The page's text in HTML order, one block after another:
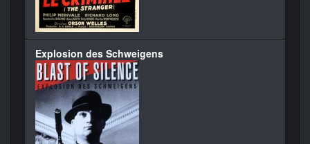
Explosion des Schweigens